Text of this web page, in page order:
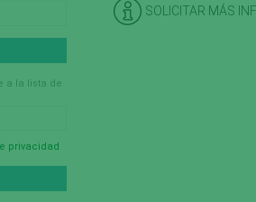
a la lista de
privacidad
SOLICITAR MÁS